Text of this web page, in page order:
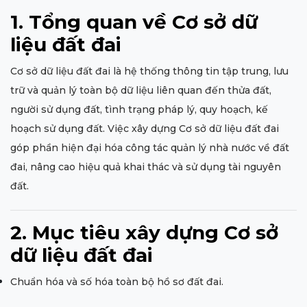
1. Tổng quan về Cơ sở dữ
liệu đất đai
Cơ sở dữ liệu đất đai là hệ thống thông tin tập trung, lưu
trữ và quản lý toàn bộ dữ liệu liên quan đến thửa đất,
người sử dụng đất, tình trạng pháp lý, quy hoạch, kế
hoạch sử dụng đất. Việc xây dựng Cơ sở dữ liệu đất đai
góp phần hiện đại hóa công tác quản lý nhà nước về đất
đai, nâng cao hiệu quả khai thác và sử dụng tài nguyên
đất.
2. Mục tiêu xây dựng Cơ sở
dữ liệu đất đai
Chuẩn hóa và số hóa toàn bộ hồ sơ đất đai.